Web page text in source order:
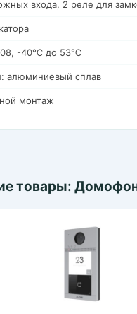
входа, 2 реле для
-40℃ до 53℃
алюминиевый сплав
монтаж
товары: